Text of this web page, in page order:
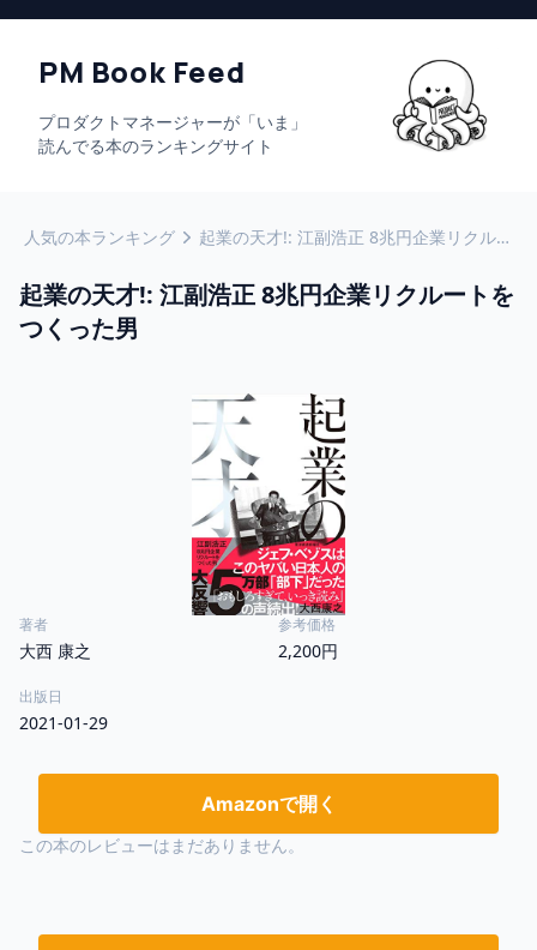
PM Book Feed
プロダクトマネージャーが「いま」
読んでる本のランキングサイト
人気の本ランキング 起業の天才!: 江副浩正 8兆円企業リクルートをつくった男
起業の天才!: 江副浩正 8兆円企業リクルートを
つくった男
著者
大西 康之
参考価格
2,200円
出版日
2021-01-29
Amazonで開く
この本のレビューはまだありません。